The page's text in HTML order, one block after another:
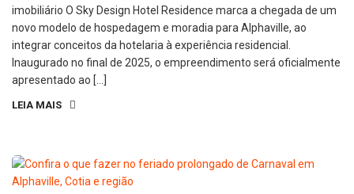
imobiliário O Sky Design Hotel Residence marca a chegada de um
novo modelo de hospedagem e moradia para Alphaville, ao
integrar conceitos da hotelaria à experiência residencial.
Inaugurado no final de 2025, o empreendimento será oficialmente
apresentado ao […]
LEIA MAIS